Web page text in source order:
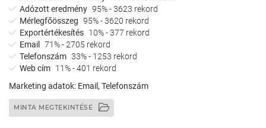
Adózott eredmény 95% - 3623 rekord
Mérlegfőösszeg 95% - 3620 rekord
Exportértékesítés 10% - 377 rekord
Email
71% - 2705 rekord
Telefonszám 33% - 1253 rekord
Web cím 11% - 401 rekord
Marketing adatok: Email, Telefonszám
MINTA MEGTEKINTÉSE